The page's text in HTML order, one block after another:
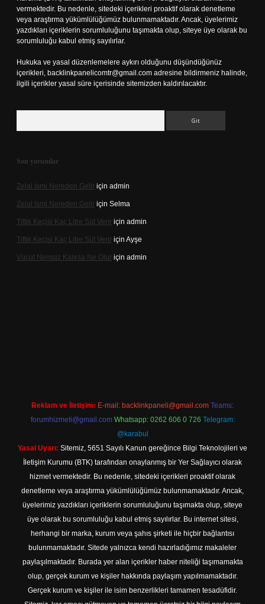
vermektedir. Bu nedenle, sitedeki içerikleri proaktif olarak denetleme
veya araştırma yükümlülüğümüz bulunmamaktadır. Ancak, üyelerimiz
yazdıkları içeriklerin sorumluluğunu taşımakta olup, siteye üye olarak bu
sorumluluğu kabul etmiş sayılırlar.
Hukuka ve yasal düzenlemelere aykırı olduğunu düşündüğünüz
içerikleri, backlinkpanelicomtr@gmail.com adresine bildirmeniz halinde,
ilgili içerikler yasal süre içerisinde sitemizden kaldırılacaktır.
Son yorumlar
Zelal Ismi Nereden Gelir için admin
Zelal Ismi Nereden Gelir için Selma
Tiftik Keçisi Kaç Litre Süt Verir için admin
Tiftik Keçisi Kaç Litre Süt Verir için Ayşe
Vücut Nemsiz Kalırsa Ne Olur için admin
Reklam ve İletişim: E-mail: backlinkpaneli@gmail.com Teams:
forumhizmeti@gmail.com Whatsapp: 0262 606 0 726 Telegram:
@karabul
Yasal Uyarı: Sitemiz, 5651 Sayılı Kanun gereğince Bilgi Teknolojileri ve
İletişim Kurumu (BTK) tarafından onaylanmış bir Yer Sağlayıcı olarak
hizmet vermektedir. Bu nedenle, sitedeki içerikleri proaktif olarak
denetleme veya araştırma yükümlülüğümüz bulunmamaktadır. Ancak,
üyelerimiz yazdıkları içeriklerin sorumluluğunu taşımakta olup, siteye
üye olarak bu sorumluluğu kabul etmiş sayılırlar. Bu internet sitesi,
herhangi bir marka, kurum veya şahıs şirketi ile hiçbir bağlantısı
bulunmamaktadır. Sitede yalnızca kendi hazırladığımız makaleler
paylaşılmaktadır. Burada yer alan içerikler haber niteliği taşımamakta
olup, gerçek kurum ve kişiler hakkında paylaşım yapılmamaktadır.
Gerçek kurum ve kişiler ile isim benzerlikleri tamamen tesadüfidir.